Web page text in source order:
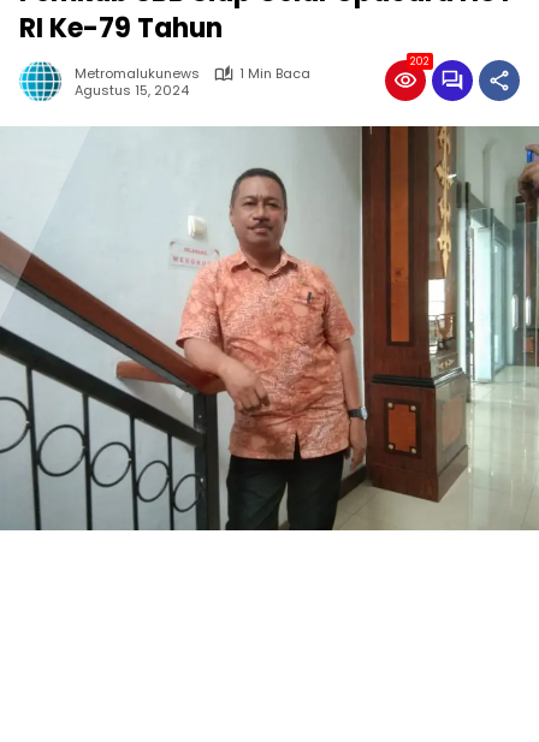
RI Ke-79 Tahun
Metromalukunews
1 Min Baca
Agustus 15, 2024
202